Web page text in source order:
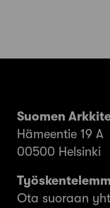
Suomen
Hämeentie 19 A
00500 Helsinki
Ota suoraan